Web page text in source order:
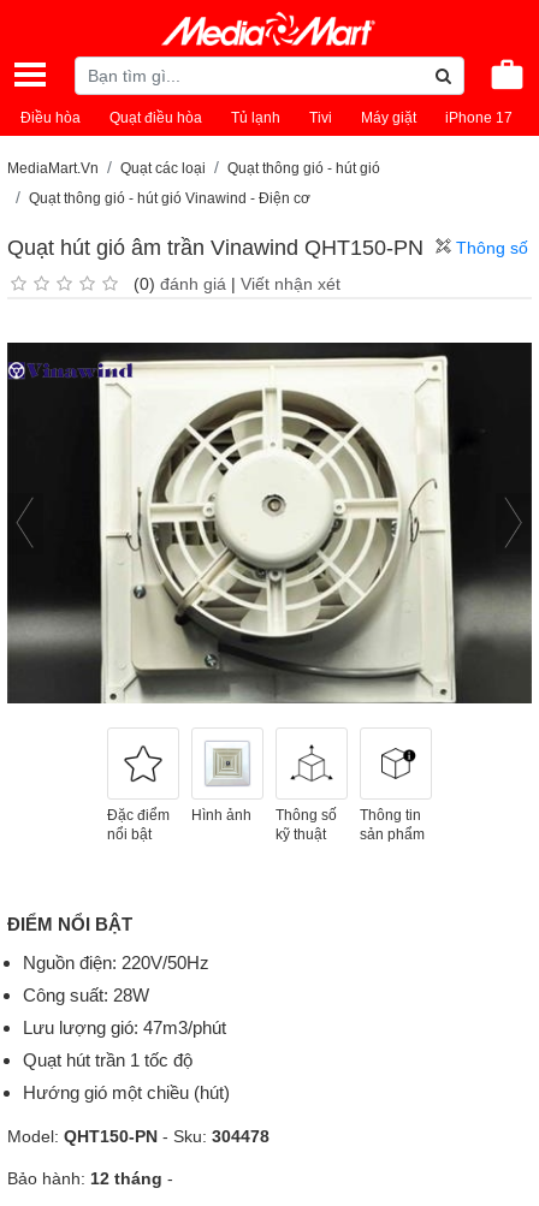
Điều hòa Quạt điều hòa Tủ lạnh Tivi Máy giặt iPhone 17
MediaMart.Vn Quạt các loại
Quạt thông gió - hút gió
Quạt thông gió - hút gió Vinawind - Ðiện cơ
Quạt hút gió âm trần Vinawind QHT150-PN
(0) đánh giá | Viết nhận xét
Thông số
Đặc điểm
nổi bật
Hình ảnh
Thông số
kỹ thuật
Thông tin
sản phẩm
ĐIỂM NỔI BẬT
Nguồn điện: 220V/50Hz
Công suất: 28W
Lưu lượng gió: 47m3/phút
Quạt hút trần 1 tốc độ
Hướng gió một chiều (hút)
Model: QHT150-PN - Sku: 304478
Bảo hành: 12 tháng -